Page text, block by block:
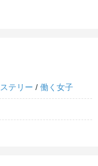
テリー /働く女子